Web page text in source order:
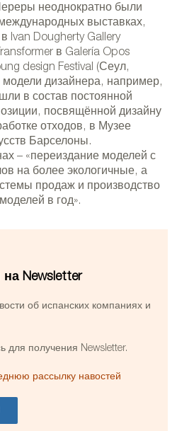
неоднократно были
выставках,
Ivan Dougherty Gallery
в Galería Opos
design Festival (Сеул,
модели дизайнера, например,
в состав постоянной
посвящённой дизайну
отходов, в Музее
Барселоны.
– «переиздание моделей с
на более экологичные, а
продаж и производство
в год».
Newsletter
об испанских компаниях и
для получения Newsletter.
рассылку навостей